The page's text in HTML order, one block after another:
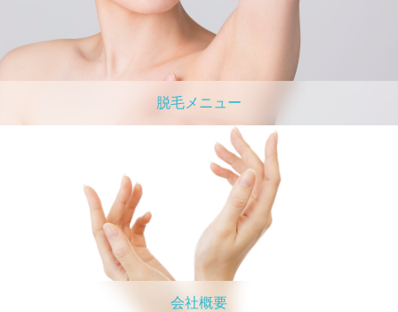
脱毛メニュー
会社概要